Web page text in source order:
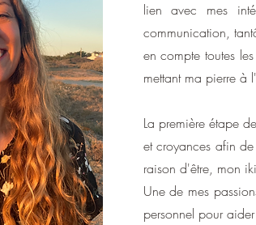
lien avec mes
communication,
en compte toutes
mettant ma pierre à
La première étape
et croyances afin
raison d'être, mon
Une de mes
personnel pour